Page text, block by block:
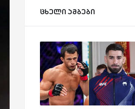
ცხელი ამბები